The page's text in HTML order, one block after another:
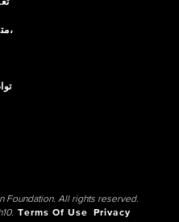
متابعة،
Foundation. All rights reserved.
Terms Of Use
Privacy